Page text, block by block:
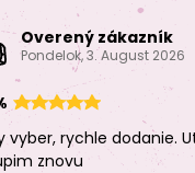
Overený zákazník
Pondelok, 3. August 2026
vyber, rychle dodanie.
znovu